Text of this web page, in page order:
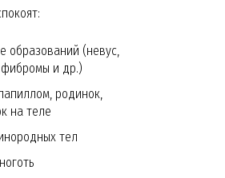
образований (невус,
и др.)
родинок,
на теле
тел